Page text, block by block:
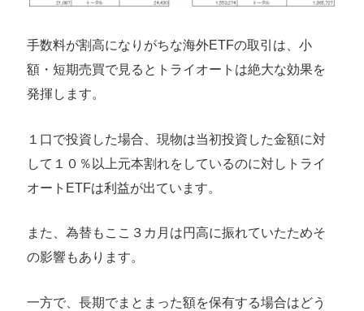
手数料が割高になりがちな海外ETFの取引は、小
額・短期売買で見るとトライオートは絶大な効果を
発揮します。
１口で投資した場合、現物は当初投資した金額に対
して１０％以上元本割れをしているのに対しトライ
オートETFは利益が出ています。
また、為替もここ３カ月は円高に振れていたためそ
の影響もあります。
一方で、長期でまとまった額を保有する場合はどう